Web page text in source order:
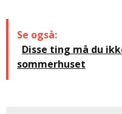
Se også:
Disse ting må du
sommerhuset